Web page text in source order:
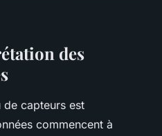
des
de capteurs est
commencent à